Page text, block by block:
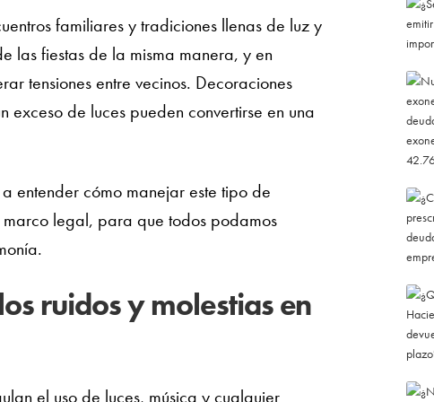
familiares y tradiciones llenas de luz y
las fiestas de la misma manera, y en
tensiones entre vecinos. Decoraciones
exceso de luces pueden convertirse en una
entender cómo manejar este tipo de
legal, para que todos podamos
ruidos y molestias en
el uso de luces, música y cualquier